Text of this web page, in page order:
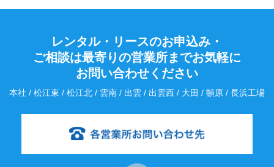
レンタル・リースのお申込み・
ご相談は最寄りの営業所までお気軽に
お問い合わせください
本社 / 松江東 / 松江北 / 雲南 / 出雲 / 出雲西 / 大田 / 頓原 / 長浜工場